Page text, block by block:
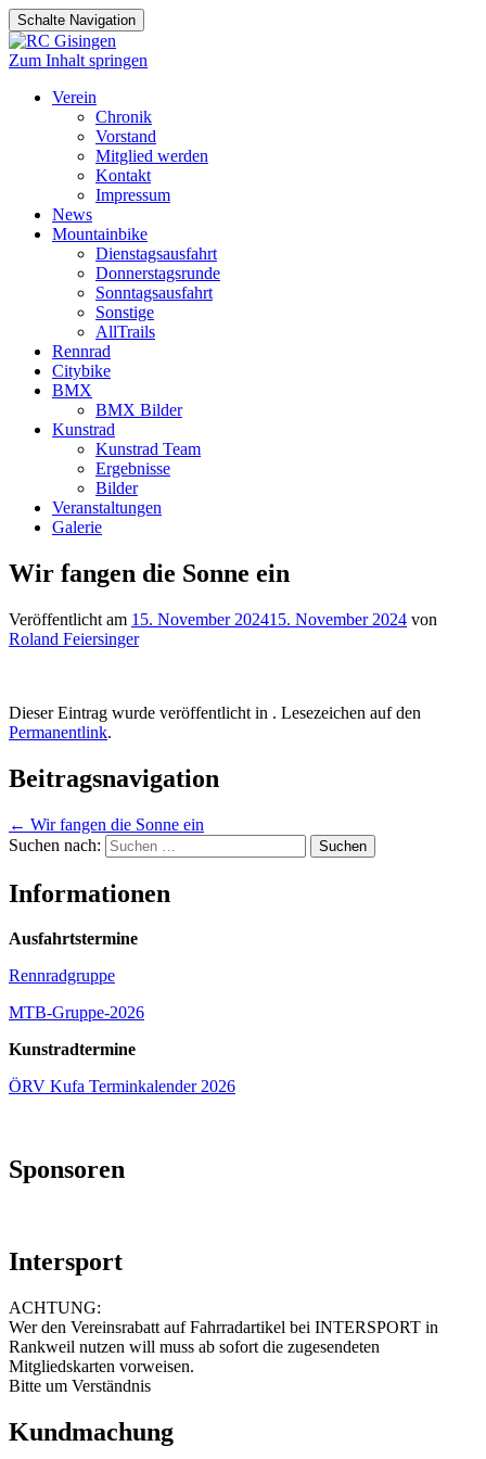
Schalte Navigation
Zum Inhalt springen
Verein
Chronik
Vorstand
Mitglied werden
Kontakt
Impressum
News
Mountainbike
Dienstagsausfahrt
Donnerstagsrunde
Sonntagsausfahrt
Sonstige
AllTrails
Rennrad
Citybike
BMX
BMX Bilder
Kunstrad
Kunstrad Team
Ergebnisse
Bilder
Veranstaltungen
Galerie
Wir fangen die Sonne ein
Veröffentlicht am 15. November 202415. November 2024 von
Roland Feiersinger
Dieser Eintrag wurde veröffentlicht in . Lesezeichen auf den
Permanentlink.
Beitragsnavigation
← Wir fangen die Sonne ein
Suchen nach:
Informationen
Ausfahrtstermine
Rennradgruppe
MTB-Gruppe-2026
Kunstradtermine
ÖRV Kufa Terminkalender 2026
Sponsoren
Intersport
ACHTUNG:
Wer den Vereinsrabatt auf Fahrradartikel bei INTERSPORT in
Rankweil nutzen will muss ab sofort die zugesendeten
Mitgliedskarten vorweisen.
Bitte um Verständnis
Kundmachung